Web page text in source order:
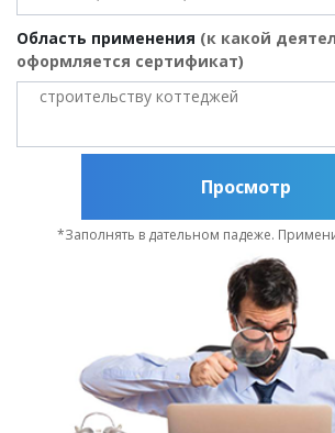
Область применения (к какой
оформляется сертификат)
Просмотр
*Заполнять в дательном падеже.